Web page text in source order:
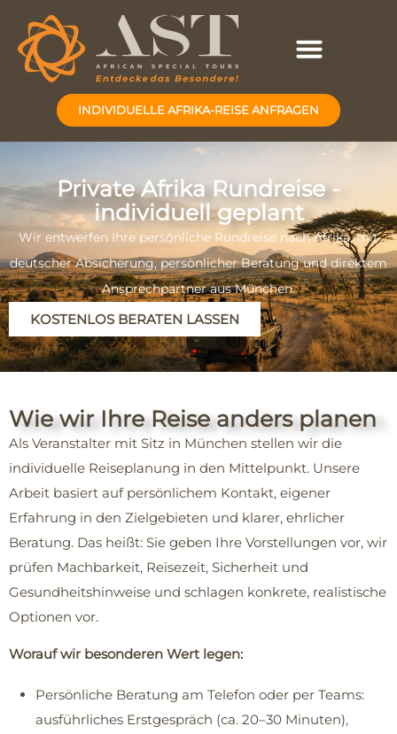
INDIVIDUELLE AFRIKA-REISE ANFRAGEN
Private Afrika Rundreise -
individuell geplant
Wir entwerfen Ihre persönliche Rundreise nach Afrika, mit
deutscher Absicherung, persönlicher Beratung und direktem
Ansprechpartner aus München.
KOSTENLOS BERATEN LASSEN
Wie wir Ihre Reise anders planen
Als Veranstalter mit Sitz in München stellen wir die
individuelle Reiseplanung in den Mittelpunkt. Unsere
Arbeit basiert auf persönlichem Kontakt, eigener
Erfahrung in den Zielgebieten und klarer, ehrlicher
Beratung. Das heißt: Sie geben Ihre Vorstellungen vor, wir
prüfen Machbarkeit, Reisezeit, Sicherheit und
Gesundheitshinweise und schlagen konkrete, realistische
Optionen vor.
Worauf wir besonderen Wert legen:
Persönliche Beratung am Telefon oder per Teams:
ausführliches Erstgespräch (ca. 20–30 Minuten),